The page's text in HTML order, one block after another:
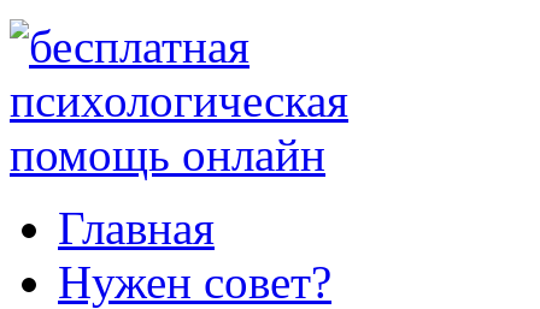
Главная
Нужен совет?